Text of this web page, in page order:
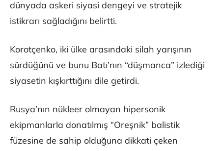
dünyada askeri siyasi dengeyi ve stratejik
istikrarı sağladığını belirtti.
Korotçenko, iki ülke arasındaki silah yarışının
sürdüğünü ve bunu Batı’nın “düşmanca” izlediği
siyasetin kışkırttığını dile getirdi.
Rusya’nın nükleer olmayan hipersonik
ekipmanlarla donatılmış “Oreşnik” balistik
füzesine de sahip olduğuna dikkati çeken